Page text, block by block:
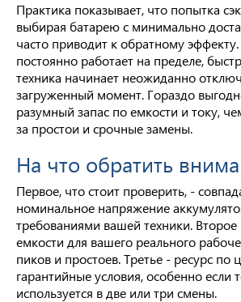
Практика показывает, что попытка
выбирая батарею с минимально
часто приводит к обратному
постоянно работает на пределе,
техника начинает неожиданно
загруженный момент. Гораздо
разумный запас по емкости и току,
за простои и срочные замены.
На что обратить
Первое, что стоит проверить, -
номинальное напряжение
требованиями вашей техники. Второе
емкости для вашего реального
пиков и простоев. Третье - ресурс по
гарантийные условия, особенно если
используется в две или три смены.